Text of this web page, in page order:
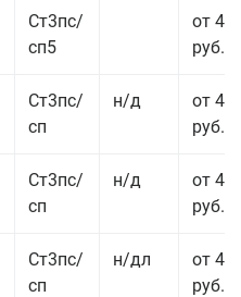
Ст3пс/
сп5
от 42
руб.
Ст3пс/
сп
н/д
от 42
руб.
Ст3пс/
сп
н/д
от 42
руб.
Ст3пс/
сп
н/дл
от 43
руб.